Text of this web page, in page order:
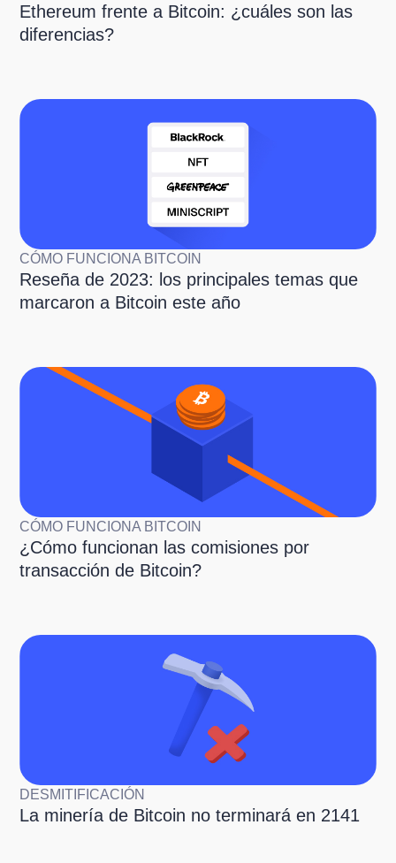
Ethereum frente a Bitcoin: ¿cuáles son las
diferencias?
CÓMO FUNCIONA BITCOIN
Reseña de 2023: los principales temas que
marcaron a Bitcoin este año
CÓMO FUNCIONA BITCOIN
¿Cómo funcionan las comisiones por
transacción de Bitcoin?
DESMITIFICACIÓN
La minería de Bitcoin no terminará en 2141